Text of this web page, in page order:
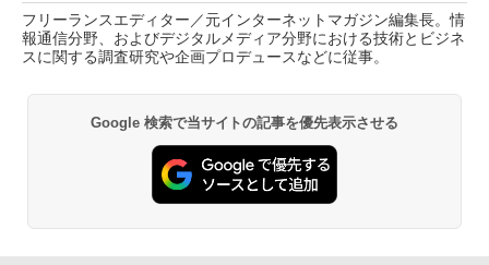
フリーランスエディター／元インターネットマガジン編集長。情
報通信分野、およびデジタルメディア分野における技術とビジネ
スに関する調査研究や企画プロデュースなどに従事。
Google 検索で当サイトの記事を優先表示させる